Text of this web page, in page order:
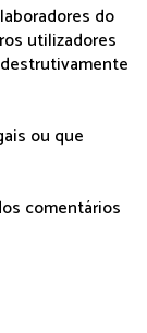
do
utilizadores
ou que
comentários